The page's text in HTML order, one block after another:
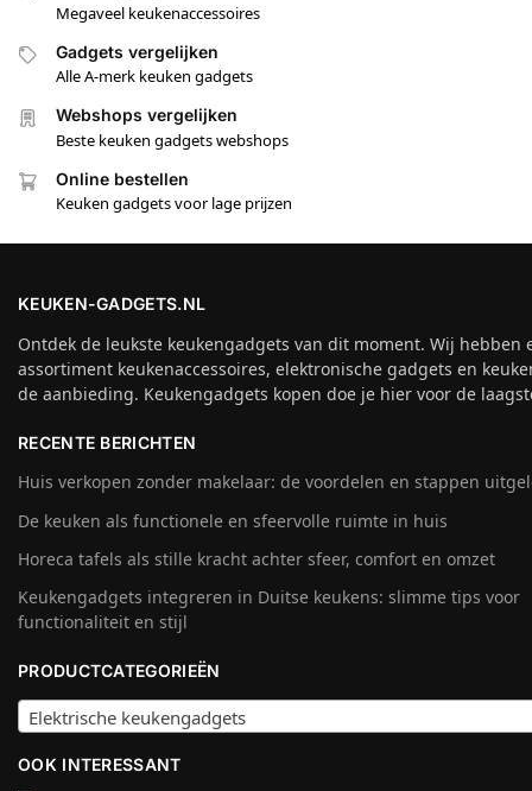
Megaveel keukenaccessoires
Gadgets vergelijken
Alle A-merk keuken gadgets
Webshops vergelijken
Beste keuken gadgets webshops
Online bestellen
Keuken gadgets voor lage prijzen
KEUKEN-GADGETS.NL
Ontdek de leukste keukengadgets van dit moment. Wij hebben
assortiment keukenaccessoires, elektronische gadgets en
de aanbieding. Keukengadgets kopen doe je hier voor de
RECENTE BERICHTEN
Huis verkopen zonder makelaar: de voordelen en stappen
De keuken als functionele en sfeervolle ruimte in huis
Horeca tafels als stille kracht achter sfeer, comfort en omzet
Keukengadgets integreren in Duitse keukens: slimme tips voor
functionaliteit en stijl
PRODUCTCATEGORIEËN
Elektrische keukengadgets
OOK INTERESSANT